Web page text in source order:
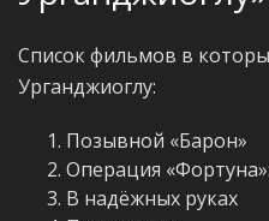
Список фильмов в
Урганджиоглу:
Позывной «Барон»
Операция
В надёжных руках